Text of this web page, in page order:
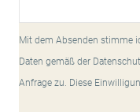
Mit dem Absenden stimme
Daten gemäß der
Anfrage zu. Diese